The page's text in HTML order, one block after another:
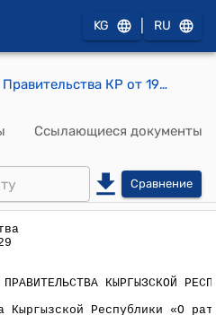
KG RU
Постановление Правительства КР от 19 января 2006 года №29 " О проекте Закона Кыргызской Республики «О ратификации Соглашения о взаимном признании и эквивалентности документов о среднем (общем) образовании, начальном профессиональном и среднем профессиональном (специальном) образовании, подписанного 15 сентября 2004 года в городе Астана»
Ссылающиеся документы
Сравнение